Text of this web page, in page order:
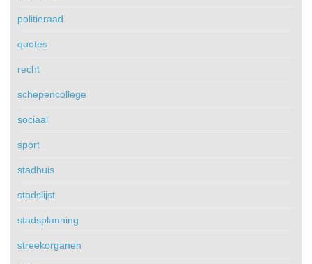
politieraad
quotes
recht
schepencollege
sociaal
sport
stadhuis
stadslijst
stadsplanning
streekorganen